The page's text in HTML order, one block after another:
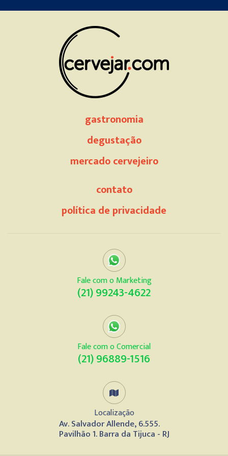
field
gastronomia
degustação
mercado cervejeiro
contato
política de privacidade
Fale com o Marketing
(21) 99243-4622
Fale com o Comercial
(21) 96889-1516
Localização
Av. Salvador Allende, 6.555.
Pavilhão 1. Barra da Tijuca - RJ